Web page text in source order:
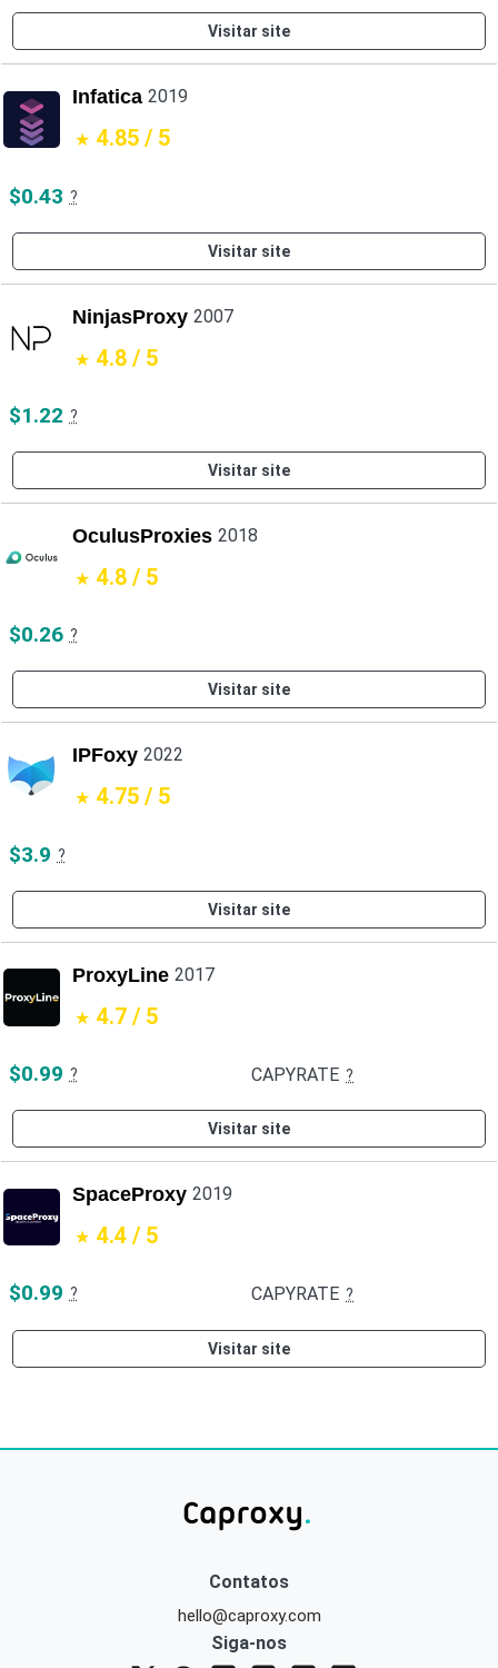
Visitar site
Infatica 2019
4.85 / 5
$0.43 ?
Visitar site
NinjasProxy 2007
4.8 / 5
$1.22 ?
Visitar site
OculusProxies 2018
4.8 / 5
$0.26 ?
Visitar site
IPFoxy 2022
4.75 / 5
$3.9 ?
Visitar site
ProxyLine 2017
4.7 / 5
$0.99 ? CAPYRATE ?
Visitar site
SpaceProxy 2019
4.4 / 5
$0.99 ? CAPYRATE ?
Visitar site
Contatos
hello@caproxy.com
Siga-nos